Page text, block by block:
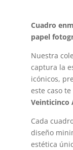
Cuadro
papel
Nuestra
captura la
icónicos,
este caso
Veinticinco
Cada
diseño
estética